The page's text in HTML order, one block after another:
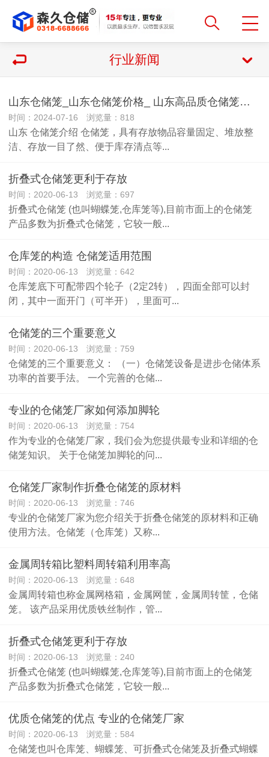
行业新闻
山东仓储笼_山东仓储笼价格_ 山东高品质仓储笼首选河北森久
时间：2024-07-16 浏览量：818
山东 仓储笼介绍 仓储笼，具有存放物品容量固定、堆放整
洁、存放一目了然、便于库存清点等...
折叠式仓储笼更利于存放
时间：2020-06-13 浏览量：697
折叠式仓储笼 (也叫蝴蝶笼,仓库笼等),目前市面上的仓储笼
产品多数为折叠式仓储笼，它较一般...
仓库笼的构造 仓储笼适用范围
时间：2020-06-13 浏览量：642
仓库笼底下可配带四个轮子（2定2转），四面全部可以封
闭，其中一面开门（可半开），里面可...
仓储笼的三个重要意义
时间：2020-06-13 浏览量：759
仓储笼的三个重要意义： （一）仓储笼设备是进步仓储体系
功率的首要手法。 一个完善的仓储...
专业的仓储笼厂家如何添加脚轮
时间：2020-06-13 浏览量：754
作为专业的仓储笼厂家，我们会为您提供最专业和详细的仓
储笼知识。 关于仓储笼加脚轮的问...
仓储笼厂家制作折叠仓储笼的原材料
时间：2020-06-13 浏览量：746
专业的仓储笼厂家为您介绍关于折叠仓储笼的原材料和正确
使用方法。仓储笼（仓库笼）又称...
金属周转箱比塑料周转箱利用率高
时间：2020-06-13 浏览量：648
金属周转箱也称金属网格箱，金属网筐，金属周转筐，仓储
笼。 该产品采用优质铁丝制作，管...
折叠式仓储笼更利于存放
时间：2020-06-13 浏览量：240
折叠式仓储笼 (也叫蝴蝶笼,仓库笼等),目前市面上的仓储笼
产品多数为折叠式仓储笼，它较一般...
优质仓储笼的优点 专业的仓储笼厂家
时间：2020-06-13 浏览量：584
仓储笼也叫仓库笼、蝴蝶笼、可折叠式仓储笼及折叠式蝴蝶